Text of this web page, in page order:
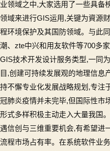
业领域之中,大家选用了一些具备
领域来进行GIS运用,关键为資源
程环境保护及其国防领域。与此
潮、zte中兴和用友软件等700多
GIS技术开发设计服务类型,一同
目,创建可持续发展观的地理信息
持不懈专业化发展战略规划,专注
冠肺炎疫情并未完毕,但国际性市
形式多样积极主动走入大量我国
遇信创与三维重要机会,有希望进
流程市场占有率。在系统软件业